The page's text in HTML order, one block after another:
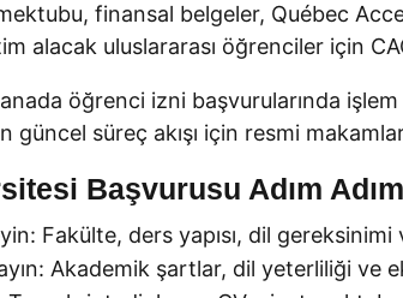
finansal belgeler, Québec
alacak uluslararası öğrenciler için
öğrenci izni başvurularında
güncel süreç akışı için resmi
Başvurusu Adım Adım
Fakülte, ders yapısı, dil
Akademik şartlar, dil yeterliliği